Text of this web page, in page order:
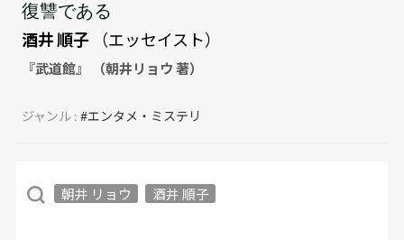
復讐である
酒井 順子
（エッセイスト）
『武道館』 （朝井リョウ 著）
ジャンル :#エンタメ・ミステリ
朝井 リョウ 酒井 順子